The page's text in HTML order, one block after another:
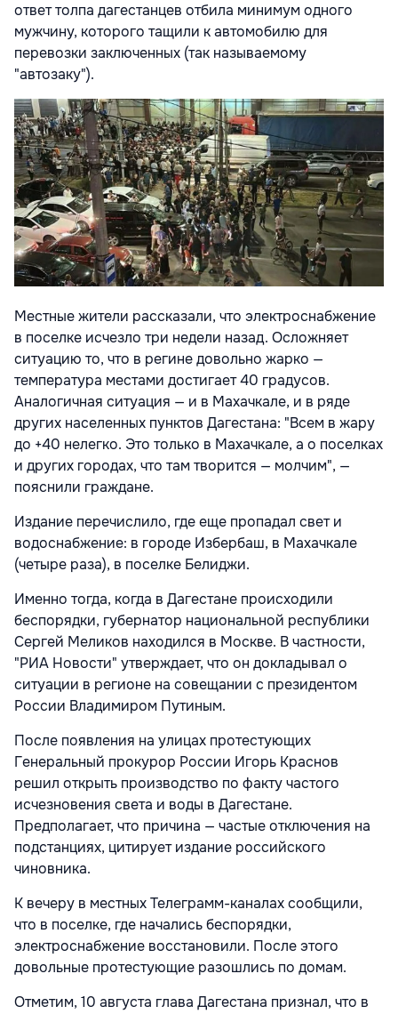
ответ толпа дагестанцев отбила минимум одного
мужчину, которого тащили к автомобилю для
перевозки заключенных (так называемому
"автозаку").
Местные жители рассказали, что электроснабжение
в поселке исчезло три недели назад. Осложняет
ситуацию то, что в регине довольно жарко —
температура местами достигает 40 градусов.
Аналогичная ситуация — и в Махачкале, и в ряде
других населенных пунктов Дагестана: "Всем в жару
до +40 нелегко. Это только в Махачкале, а о поселках
и других городах, что там творится — молчим", —
пояснили граждане.
Издание перечислило, где еще пропадал свет и
водоснабжение: в городе Избербаш, в Махачкале
(четыре раза), в поселке Белиджи.
Именно тогда, когда в Дагестане происходили
беспорядки, губернатор национальной республики
Сергей Меликов находился в Москве. В частности,
"РИА Новости" утверждает, что он докладывал о
ситуации в регионе на совещании с президентом
России Владимиром Путиным.
После появления на улицах протестующих
Генеральный прокурор России Игорь Краснов
решил открыть производство по факту частого
исчезновения света и воды в Дагестане.
Предполагает, что причина — частые отключения на
подстанциях, цитирует издание российского
чиновника.
К вечеру в местных Телеграмм-каналах сообщили,
что в поселке, где начались беспорядки,
электроснабжение восстановили. После этого
довольные протестующие разошлись по домам.
Отметим, 10 августа глава Дагестана признал, что в